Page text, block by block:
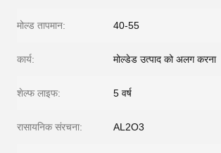
मोल्ड तापमान: 40-55
कार्य: मोल्डेड उत्पाद को अलग करना
शेल्फ लाइफ: 5 वर्ष
रासायनिक संरचना: AL2O3